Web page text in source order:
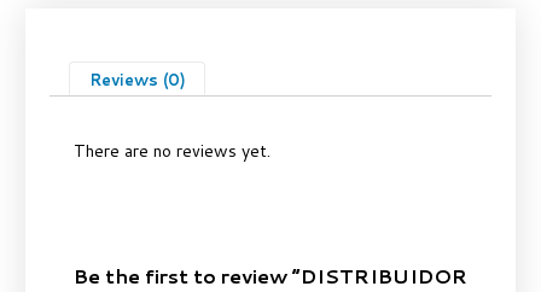
Reviews (0)
There are no reviews yet.
Be the first to review “DISTRIBUIDOR